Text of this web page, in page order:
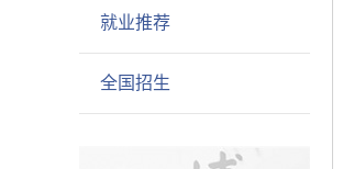
就业推荐
全国招生